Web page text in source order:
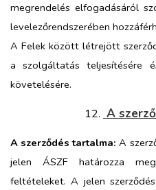
megrendelés elfogadásáról
levelezőrendszerében
A Felek között létrejött
a szolgáltatás teljesítésére
követelésére.
A
A szerződés tartalma: A
jelen ÁSZF határozza
feltételeket. A jelen